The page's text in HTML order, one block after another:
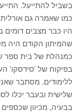
בשביל להתייעל.
כמו שאמרה גם
היו כבר מצבים
שהמיתון הקודם היה
כמנהלת של בית ספר
בפיקוח של 'סידסקו'
ללימודים. מסתבר
שלישית ובעבר יכלו
בבעיה, מכיוון